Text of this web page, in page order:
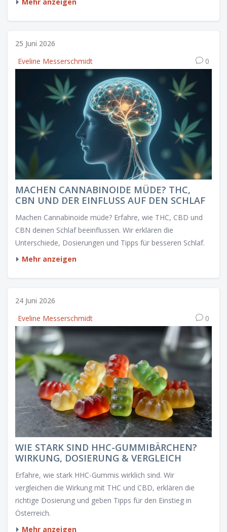
25 Juni 2026
Eveline Messerschmidt
0
MACHEN CANNABINOIDE MÜDE? THC,
CBN UND DER EINFLUSS AUF DEN SCHLAF
Machen Cannabinoide müde? Erfahre, wie THC, CBD und
CBN deinen Schlaf beeinflussen. Wir erklären die
Unterschiede, Dosierungen und Tipps für besseren Schlaf.
Mehr anzeigen
24 Juni 2026
Eveline Messerschmidt
0
WIE STARK SIND HHC-GUMMIBÄRCHEN?
WIRKUNG, DOSIERUNG & VERGLEICH
Erfahre, wie stark HHC-Gummis wirklich sind. Wir
vergleichen die Wirkung mit THC und CBD, erklären die
richtige Dosierung und geben Tipps für den Einstieg in
Österreich.
Mehr anzeigen